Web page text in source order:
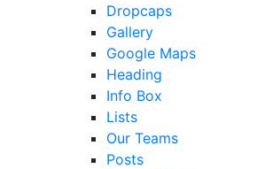
Dropcaps
Gallery
Google Maps
Heading
Info Box
Lists
Our Teams
Posts